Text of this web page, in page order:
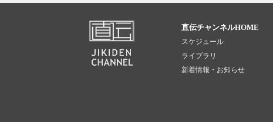
直伝チャンネルHOME
スケジュール
ライブラリ
新着情報・お知らせ